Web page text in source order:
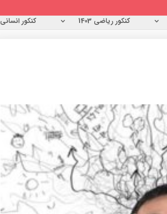
کنکور ریاضی 1403 کنکور انسانی 1403